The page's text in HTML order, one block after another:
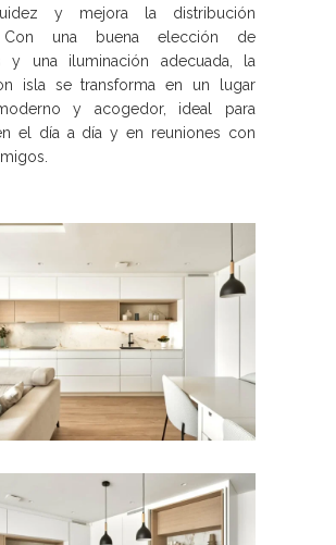
y mejora la distribución
Con una buena elección de
y una iluminación adecuada, la
isla se transforma en un lugar
y acogedor, ideal para
el día a día y en reuniones con